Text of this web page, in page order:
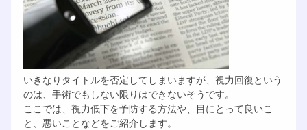
いきなりタイトルを否定してしまいますが、視力回復という
のは、手術でもしない限りはできないそうです。
ここでは、視力低下を予防する方法や、目にとって良いこ
と、悪いことなどをご紹介します。